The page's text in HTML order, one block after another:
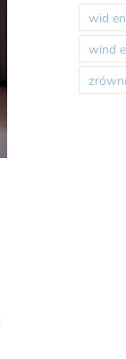
wid
wind